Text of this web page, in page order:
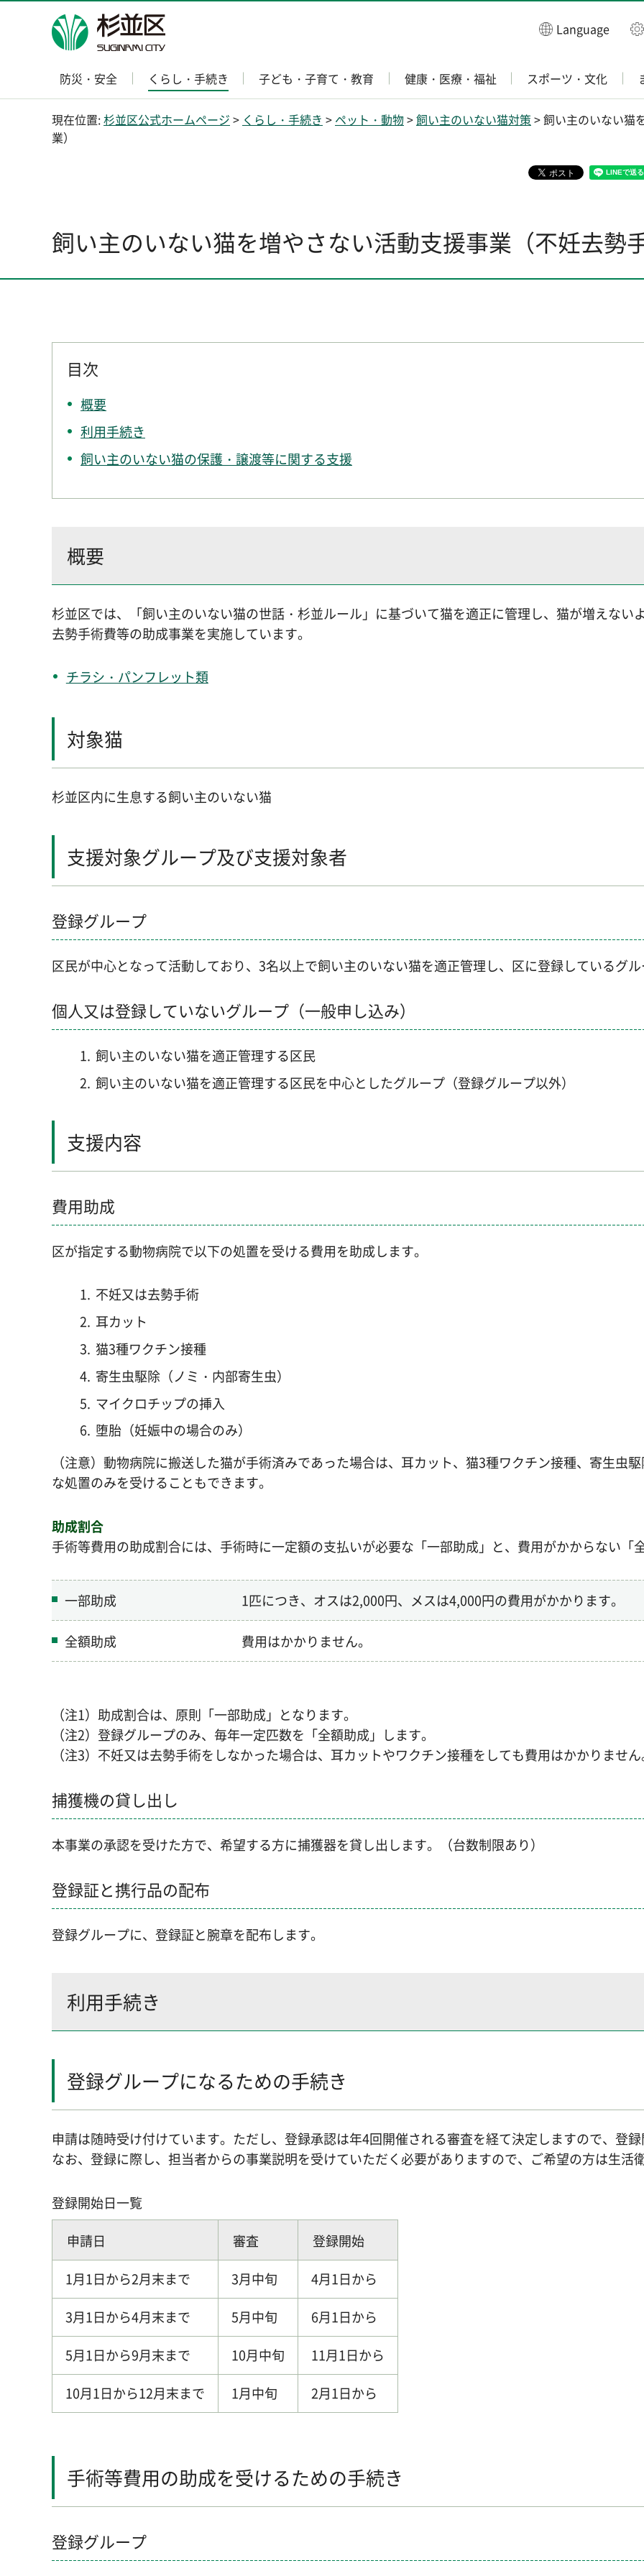
杉並区 Language
防災・安全 くらし・手続き 子ども・子育て・教育 健康・医療・福祉 スポーツ・文化
現在位置:杉並区公式ホームページ > くらし・手続き > ペット・動物>飼い主のいない猫対策 > 飼い主のいない猫
業）
飼い主のいない猫を増やさない活動支援事業（不妊去勢
目次
概要
利用手続き
飼い主のいない猫の保護・譲渡等に関する支援
概要
杉並区では、「飼い主のいない猫の世話・杉並ルール」に基づいて猫を適正に管理し、猫が増えない
去勢手術費等の助成事業を実施しています。
チラシ・パンフレット類
対象猫
杉並区内に生息する飼い主のいない猫
支援対象グループ及び支援対象者
登録グループ
区民が中心となって活動しており、3名以上で飼い主のいない猫を適正管理し、区に登録しているグ
個人又は登録していないグループ（一般申し込み）
飼い主のいない猫を適正管理する区民
飼い主のいない猫を適正管理する区民を中心としたグループ（登録グループ以外）
支援内容
費用助成
区が指定する動物病院で以下の処置を受ける費用を助成します。
不妊又は去勢手術
耳カット
猫3種ワクチン接種
寄生虫駆除（ノミ・内部寄生虫）
マイクロチップの挿入
堕胎（妊娠中の場合のみ）
（注意）動物病院に搬送した猫が手術済みであった場合は、耳カット、猫3種ワクチン接種、寄生虫
な処置のみを受けることもできます。
助成割合
手術等費用の助成割合には、手術時に一定額の支払いが必要な「一部助成」と、費用がかからない「
一部助成 1匹につき、オスは2,000円、メスは4,000円の費用がかかります。
全額助成 費用はかかりません。
（注1）助成割合は、原則「一部助成」となります。
（注2）登録グループのみ、毎年一定匹数を「全額助成」します。
（注3）不妊又は去勢手術をしなかった場合は、耳カットやワクチン接種をしても費用はかかりませ
捕獲機の貸し出し
本事業の承認を受けた方で、希望する方に捕獲器を貸し出します。（台数制限あり）
登録証と携行品の配布
登録グループに、登録証と腕章を配布します。
利用手続き
登録グループになるための手続き
申請は随時受け付けています。ただし、登録承認は年4回開催される審査を経て決定しますので、登
なお、登録に際し、担当者からの事業説明を受けていただく必要がありますので、ご希望の方は生活
登録開始日一覧
申請日
審査
登録開始
1月1日から2月末まで
3月中旬
4月1日から
3月1日から4月末まで
5月中旬
6月1日から
5月1日から9月末まで
10月中旬
11月1日から
10月1日から12月末まで
1月中旬 2月1日から
手術等費用の助成を受けるための手続き
登録グループ